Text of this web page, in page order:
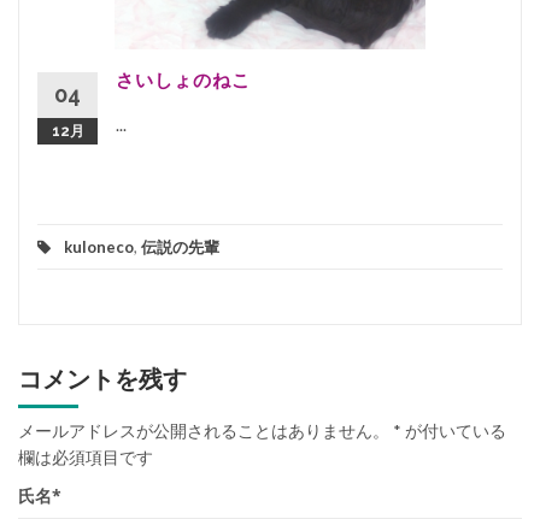
04
12月
さいしょのねこ
...
kuloneco, 伝説の先輩
コメントを残す
メールアドレスが公開されることはありません。 * が付いている
欄は必須項目です
氏名*